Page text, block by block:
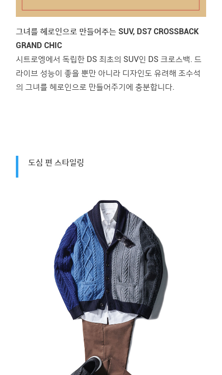
그녀를 헤로인으로 만들어주는 SUV, DS7 CROSSBACK
GRAND CHIC
시트로엥에서 독립한 DS 최초의 SUV인 DS 크로스백. 드
라이브 성능이 좋을 뿐만 아니라 디자인도 유려해 조수석
의 그녀를 헤로인으로 만들어주기에 충분합니다.
도심 편 스타일링